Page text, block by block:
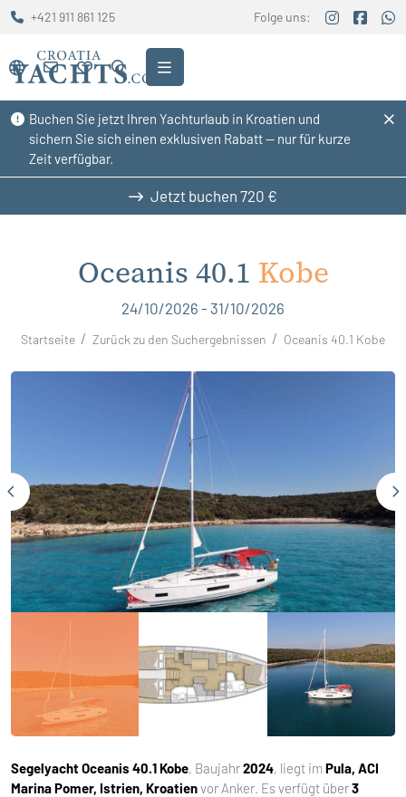
Buchen Sie jetzt Ihren Yachturlaub in Kroatien und
sichern Sie sich einen exklusiven Rabatt — nur für kurze
Zeit verfügbar.
+421 911 861 125 Folge uns:
Jetzt buchen 720 €
Oceanis 40.1 Kobe
24/10/2026 - 31/10/2026
Startseite Zurück zu den Suchergebnissen Oceanis 40.1 Kobe
SegelyachtOceanis 40.1 Kobe, Baujahr2024, liegt imPula, ACI
Marina Pomer, Istrien, Kroatienvor Anker. Es verfügt über3